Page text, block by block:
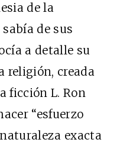
de la
de sus
a detalle su
religión, creada
ficción L. Ron
“esfuerzo
exacta